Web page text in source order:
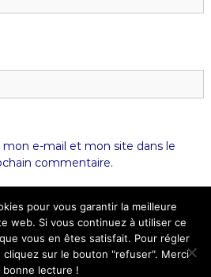
e-mail et mon site dans le
commentaire.
pour vous garantir la meilleure
web. Si vous continuez à utiliser ce
vous en êtes satisfait. Pour régler
sur le bouton "refuser". Merci
bonne lecture !